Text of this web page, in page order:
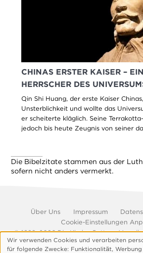
CHINAS ERSTER KAISER –
HERRSCHER DES
Qin Shi Huang, der erste Kaiser
Unsterblichkeit und wollte das
er scheiterte kläglich. Seine
jedoch bis heute Zeugnis von seiner
Die Bibelzitate stammen aus der
sofern nicht anders vermerkt.
Footer-
Über Uns Impressum
Cookie-Einstellungen
© 1999, 2026 Die Kirche Gottes e.V. –
Verwendung
Wir verwenden Cookies und verarbeiten
für folgende Zwecke: Funktionalitӓt,